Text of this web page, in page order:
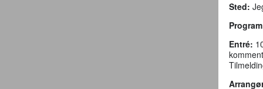
Sted:
Entré: